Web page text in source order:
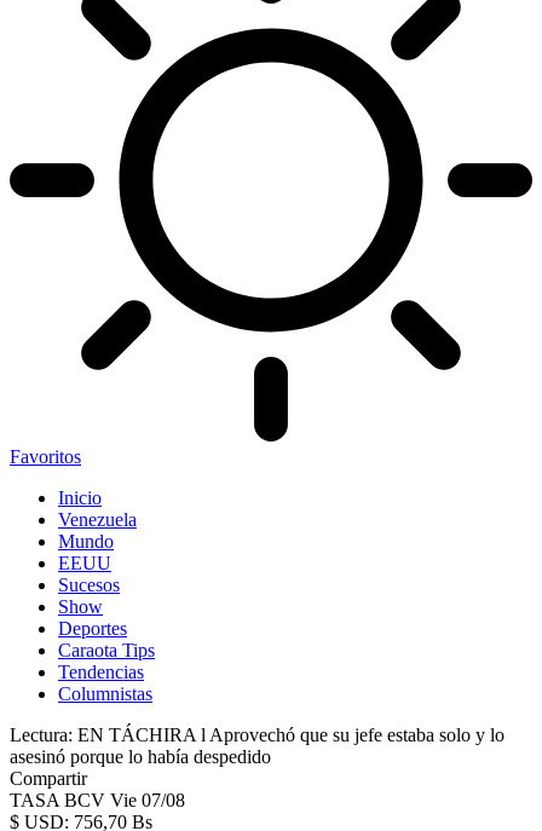
Favoritos
Inicio
Venezuela
Mundo
EEUU
Sucesos
Show
Deportes
Caraota Tips
Tendencias
Columnistas
Lectura: EN TÁCHIRA l Aprovechó que su jefe estaba solo y lo
asesinó porque lo había despedido
Compartir
TASA BCV Vie 07/08
$ USD: 756,70 Bs